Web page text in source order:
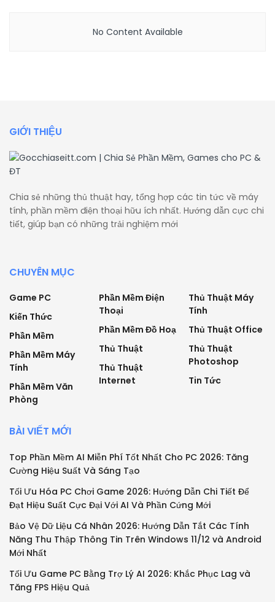
No Content Available
GIỚI THIỆU
Chia sẻ những thủ thuật hay, tổng hợp các tin tức về máy
tính, phần mềm điện thoại hữu ích nhất. Hướng dẫn cực chi
tiết, giúp bạn có những trải nghiệm mới
CHUYÊN MỤC
Game PC
Kiến Thức
Phần Mềm
Phần Mềm Máy
Tính
Phần Mềm Văn
Phòng
Phần Mềm Điện
Thoại
Phần Mềm Đồ Hoạ
Thủ Thuật
Thủ Thuật
Internet
Thủ Thuật Máy
Tính
Thủ Thuật Office
Thủ Thuật
Photoshop
Tin Tức
BÀI VIẾT MỚI
Top Phần Mềm AI Miễn Phí Tốt Nhất Cho PC 2026: Tăng
Cường Hiệu Suất Và Sáng Tạo
Tối Ưu Hóa PC Chơi Game 2026: Hướng Dẫn Chi Tiết Để
Đạt Hiệu Suất Cực Đại Với AI Và Phần Cứng Mới
Bảo Vệ Dữ Liệu Cá Nhân 2026: Hướng Dẫn Tắt Các Tính
Năng Thu Thập Thông Tin Trên Windows 11/12 và Android
Mới Nhất
Tối Ưu Game PC Bằng Trợ Lý AI 2026: Khắc Phục Lag và
Tăng FPS Hiệu Quả